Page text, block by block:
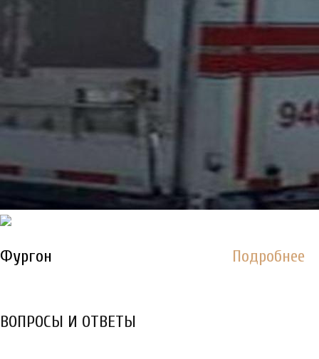
Фургон Подробнее
ВОПРОСЫ И ОТВЕТЫ